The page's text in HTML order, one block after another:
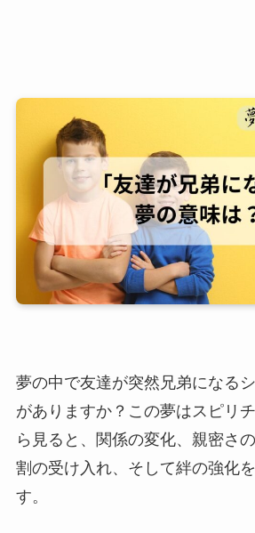
夢の中で友達が突然兄弟になる
がありますか？この夢はスピリ
ら見ると、関係の変化、親密さ
割の受け入れ、そして絆の強化
す。